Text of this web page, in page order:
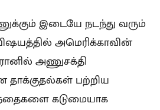
இடையே நடந்து வரும்
அமெரிக்காவின்
அணுசக்தி
பற்றிய
கடுமையாக